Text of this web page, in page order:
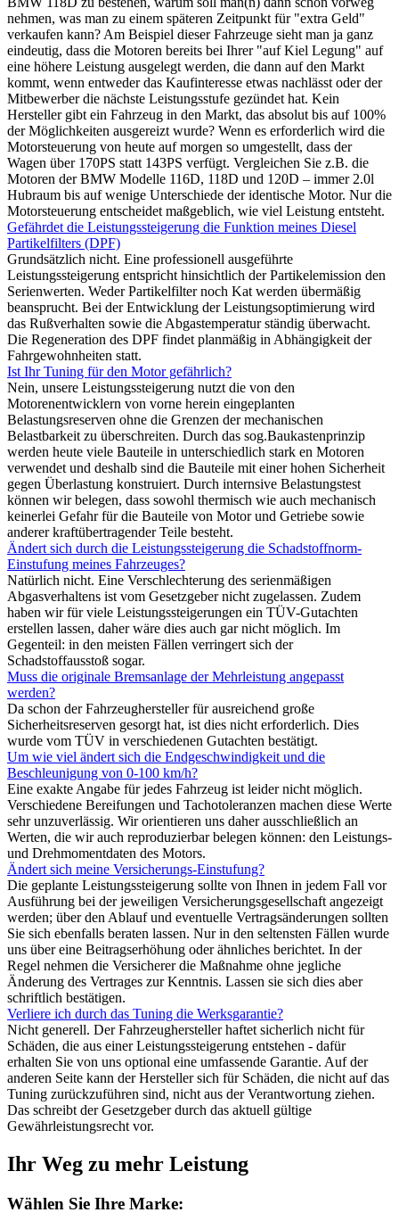
nehmen, was man zu einem späteren Zeitpunkt für "extra Geld"
verkaufen kann? Am Beispiel dieser Fahrzeuge sieht man ja ganz
eindeutig, dass die Motoren bereits bei Ihrer "auf Kiel Legung" auf
eine höhere Leistung ausgelegt werden, die dann auf den Markt
kommt, wenn entweder das Kaufinteresse etwas nachlässt oder der
Mitbewerber die nächste Leistungsstufe gezündet hat. Kein
Hersteller gibt ein Fahrzeug in den Markt, das absolut bis auf 100%
der Möglichkeiten ausgereizt wurde? Wenn es erforderlich wird die
Motorsteuerung von heute auf morgen so umgestellt, dass der
Wagen über 170PS statt 143PS verfügt. Vergleichen Sie z.B. die
Motoren der BMW Modelle 116D, 118D und 120D – immer 2.0l
Hubraum bis auf wenige Unterschiede der identische Motor. Nur die
Motorsteuerung entscheidet maßgeblich, wie viel Leistung entsteht.
Gefährdet die Leistungssteigerung die Funktion meines Diesel
Partikelfilters (DPF)
Grundsätzlich nicht. Eine professionell ausgeführte
Leistungssteigerung entspricht hinsichtlich der Partikelemission den
Serienwerten. Weder Partikelfilter noch Kat werden übermäßig
beansprucht. Bei der Entwicklung der Leistungsoptimierung wird
das Rußverhalten sowie die Abgastemperatur ständig überwacht.
Die Regeneration des DPF findet planmäßig in Abhängigkeit der
Fahrgewohnheiten statt.
Ist Ihr Tuning für den Motor gefährlich?
Nein, unsere Leistungssteigerung nutzt die von den
Motorenentwicklern von vorne herein eingeplanten
Belastungsreserven ohne die Grenzen der mechanischen
Belastbarkeit zu überschreiten. Durch das sog.Baukastenprinzip
werden heute viele Bauteile in unterschiedlich stark en Motoren
verwendet und deshalb sind die Bauteile mit einer hohen Sicherheit
gegen Überlastung konstruiert. Durch internsive Belastungstest
können wir belegen, dass sowohl thermisch wie auch mechanisch
keinerlei Gefahr für die Bauteile von Motor und Getriebe sowie
anderer kraftübertragender Teile besteht.
Ändert sich durch die Leistungssteigerung die Schadstoffnorm-
Einstufung meines Fahrzeuges?
Natürlich nicht. Eine Verschlechterung des serienmäßigen
Abgasverhaltens ist vom Gesetzgeber nicht zugelassen. Zudem
haben wir für viele Leistungssteigerungen ein TÜV-Gutachten
erstellen lassen, daher wäre dies auch gar nicht möglich. Im
Gegenteil: in den meisten Fällen verringert sich der
Schadstoffausstoß sogar.
Muss die originale Bremsanlage der Mehrleistung angepasst
werden?
Da schon der Fahrzeughersteller für ausreichend große
Sicherheitsreserven gesorgt hat, ist dies nicht erforderlich. Dies
wurde vom TÜV in verschiedenen Gutachten bestätigt.
Um wie viel ändert sich die Endgeschwindigkeit und die
Beschleunigung von 0-100 km/h?
Eine exakte Angabe für jedes Fahrzeug ist leider nicht möglich.
Verschiedene Bereifungen und Tachotoleranzen machen diese Werte
sehr unzuverlässig. Wir orientieren uns daher ausschließlich an
Werten, die wir auch reproduzierbar belegen können: den Leistungs-
und Drehmomentdaten des Motors.
Ändert sich meine Versicherungs-Einstufung?
Die geplante Leistungssteigerung sollte von Ihnen in jedem Fall vor
Ausführung bei der jeweiligen Versicherungsgesellschaft angezeigt
werden; über den Ablauf und eventuelle Vertragsänderungen sollten
Sie sich ebenfalls beraten lassen. Nur in den seltensten Fällen wurde
uns über eine Beitragserhöhung oder ähnliches berichtet. In der
Regel nehmen die Versicherer die Maßnahme ohne jegliche
Änderung des Vertrages zur Kenntnis. Lassen sie sich dies aber
schriftlich bestätigen.
Verliere ich durch das Tuning die Werksgarantie?
Nicht generell. Der Fahrzeughersteller haftet sicherlich nicht für
Schäden, die aus einer Leistungssteigerung entstehen - dafür
erhalten Sie von uns optional eine umfassende Garantie. Auf der
anderen Seite kann der Hersteller sich für Schäden, die nicht auf das
Tuning zurückzuführen sind, nicht aus der Verantwortung ziehen.
Das schreibt der Gesetzgeber durch das aktuell gültige
Gewährleistungsrecht vor.
Ihr Weg zu mehr Leistung
Wählen Sie Ihre Marke: